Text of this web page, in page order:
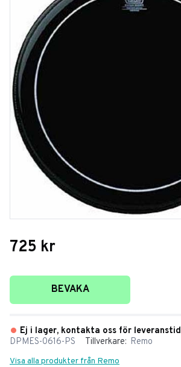
725 kr
Lägg till i favoriter
BEVAKA
Ej i lager, kontakta oss för leveranstid
DPMES-0616-PS
Tillverkare Remo
Visa alla produkter från Remo